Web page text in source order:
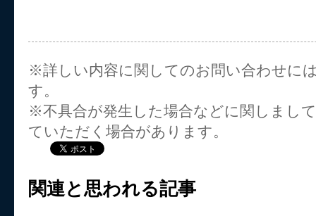
※詳しい内容に関してのお問い合わせに
す。
※不具合が発生した場合などに関しまし
ていただく場合があります。
関連と思われる記事